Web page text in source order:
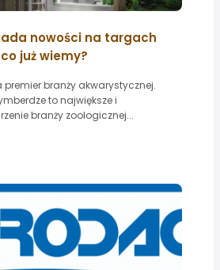
nowości na targach
już wiemy?
premier branży akwarystycznej.
to największe i
branży zoologicznej...